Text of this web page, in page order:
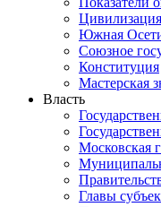
Южная
Союзное
Конституция
Мастерская
Власть
Московская
Главы